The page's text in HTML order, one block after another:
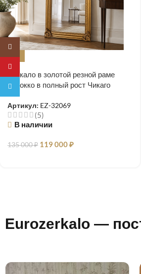
-12%
Зеркало в золотой резной раме
барокко в полный рост Чикаго
Артикул: EZ-32069
(5)
В наличии
135 000₽ 119 000₽
Eurozerkalo —
Instagram
Telegram